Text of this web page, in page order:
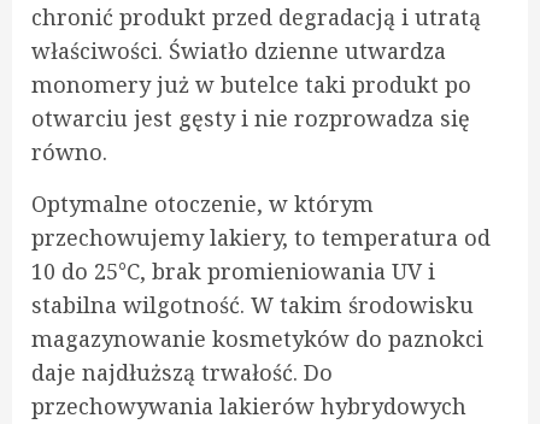
chronić produkt przed degradacją i utratą
właściwości. Światło dzienne utwardza
monomery już w butelce taki produkt po
otwarciu jest gęsty i nie rozprowadza się
równo.
Optymalne otoczenie, w którym
przechowujemy lakiery, to temperatura od
10 do 25°C, brak promieniowania UV i
stabilna wilgotność. W takim środowisku
magazynowanie kosmetyków do paznokci
daje najdłuższą trwałość. Do
przechowywania lakierów hybrydowych